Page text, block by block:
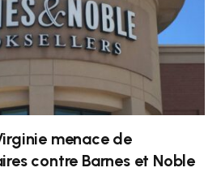
menace de
contre Barnes et Noble